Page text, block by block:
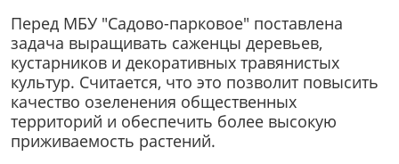
Перед МБУ "Садово-парковое" поставлена
задача выращивать саженцы деревьев,
кустарников и декоративных травянистых
культур. Считается, что это позволит повысить
качество озеленения общественных
территорий и обеспечить более высокую
приживаемость растений.